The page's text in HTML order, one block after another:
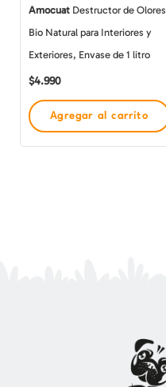
Amocuat Destructor de Olores
Bio Natural para Interiores y
Exteriores, Envase de 1 litro
$4.990
Agregar al carrito